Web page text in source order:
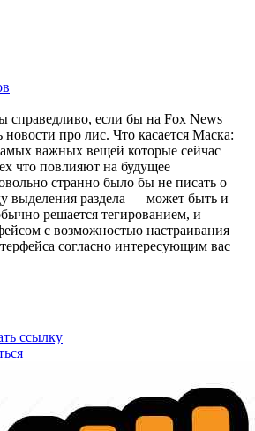
справедливо, если бы на Fox News
про лис. Что касается Маска:
важных вещей которые сейчас
что повлияют на будущее
странно было бы не писать о
выделения раздела — может быть и
решается тегированием, и
с возможностью настраивания
согласно интересующим вас
ссылку